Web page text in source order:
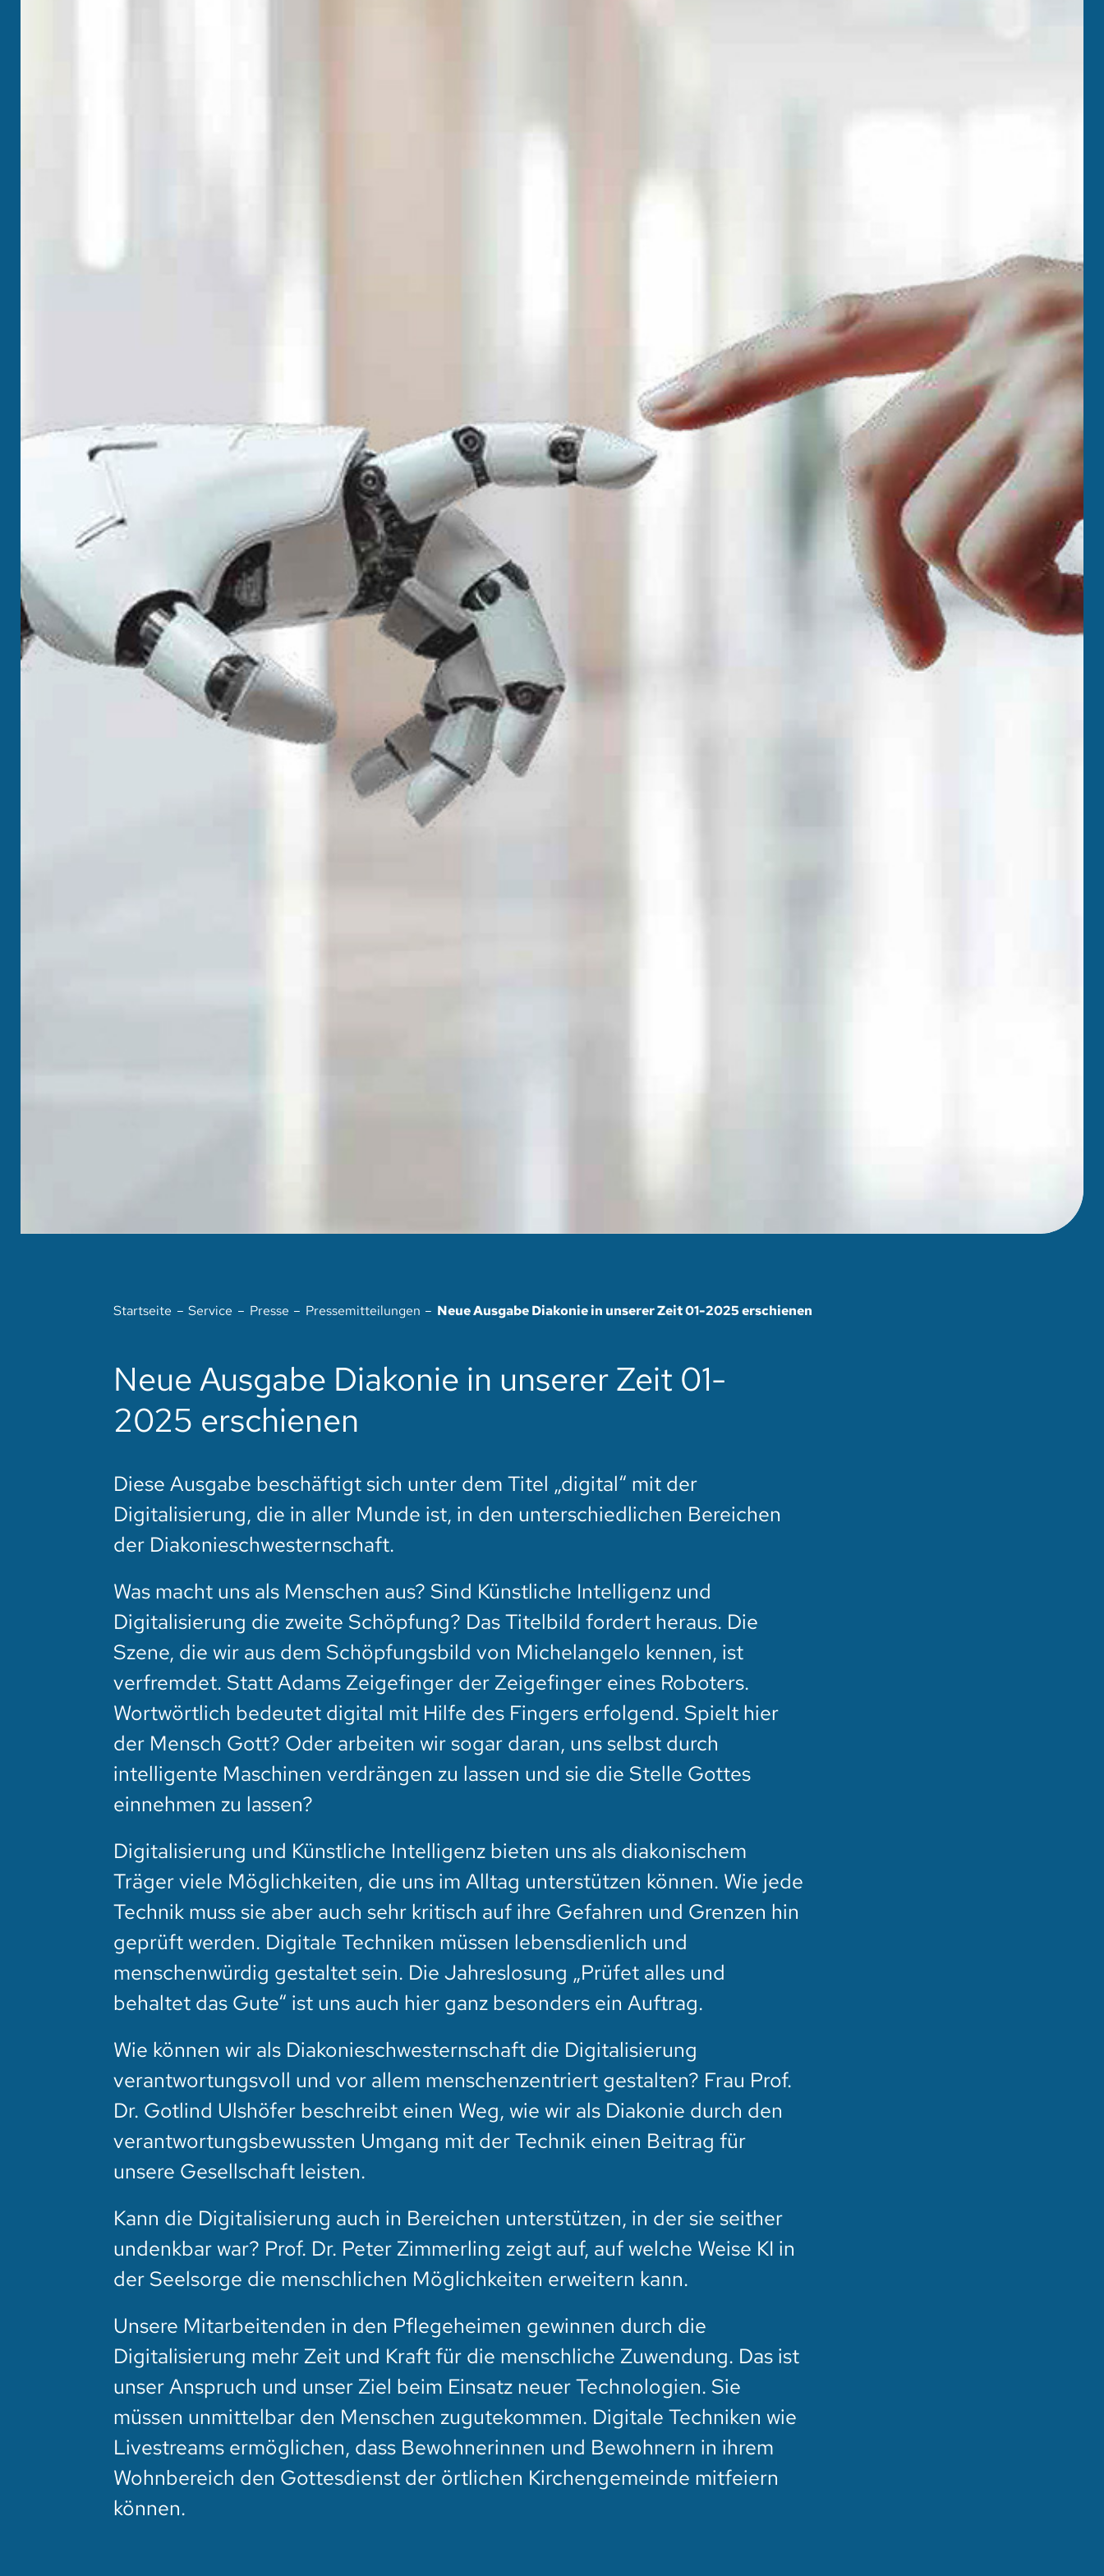
Startseite Service Presse Pressemitteilungen Neue Ausgabe Diakonie in unserer Zeit 01-2025 erschienen
Neue Ausgabe Diakonie in unserer Zeit 01-
2025 erschienen
Diese Ausgabe beschäftigt sich unter dem Titel „digital“ mit der
Digitalisierung, die in aller Munde ist, in den unterschiedlichen Bereichen
der Diakonieschwesternschaft.
Was macht uns als Menschen aus? Sind Künstliche Intelligenz und
Digitalisierung die zweite Schöpfung? Das Titelbild fordert heraus. Die
Szene, die wir aus dem Schöpfungsbild von Michelangelo kennen, ist
verfremdet. Statt Adams Zeigefinger der Zeigefinger eines Roboters.
Wortwörtlich bedeutet digital mit Hilfe des Fingers erfolgend. Spielt hier
der Mensch Gott? Oder arbeiten wir sogar daran, uns selbst durch
intelligente Maschinen verdrängen zu lassen und sie die Stelle Gottes
einnehmen zu lassen?
Digitalisierung und Künstliche Intelligenz bieten uns als diakonischem
Träger viele Möglichkeiten, die uns im Alltag unterstützen können. Wie jede
Technik muss sie aber auch sehr kritisch auf ihre Gefahren und Grenzen hin
geprüft werden. Digitale Techniken müssen lebensdienlich und
menschenwürdig gestaltet sein. Die Jahreslosung „Prüfet alles und
behaltet das Gute“ ist uns auch hier ganz besonders ein Auftrag.
Wie können wir als Diakonieschwesternschaft die Digitalisierung
verantwortungsvoll und vor allem menschenzentriert gestalten? Frau Prof.
Dr. Gotlind Ulshöfer beschreibt einen Weg, wie wir als Diakonie durch den
verantwortungsbewussten Umgang mit der Technik einen Beitrag für
unsere Gesellschaft leisten.
Kann die Digitalisierung auch in Bereichen unterstützen, in der sie seither
undenkbar war? Prof. Dr. Peter Zimmerling zeigt auf, auf welche Weise KI in
der Seelsorge die menschlichen Möglichkeiten erweitern kann.
Unsere Mitarbeitenden in den Pflegeheimen gewinnen durch die
Digitalisierung mehr Zeit und Kraft für die menschliche Zuwendung. Das ist
unser Anspruch und unser Ziel beim Einsatz neuer Technologien. Sie
müssen unmittelbar den Menschen zugutekommen. Digitale Techniken wie
Livestreams ermöglichen, dass Bewohnerinnen und Bewohnern in ihrem
Wohnbereich den Gottesdienst der örtlichen Kirchengemeinde mitfeiern
können.